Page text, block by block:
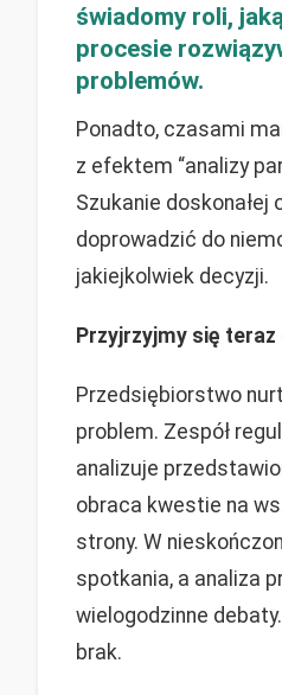
świadomy roli,
procesie
problemów.
Ponadto, czasami
z efektem “analizy
Szukanie doskonałej
doprowadzić do
jakiejkolwiek decyzji.
Przyjrzyjmy się
Przedsiębiorstwo
problem. Zespół
analizuje
obraca kwestie na
strony. W
spotkania, a analiza
wielogodzinne
brak.